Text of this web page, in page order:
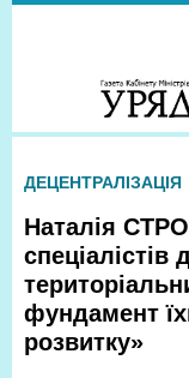
ДЕЦЕНТРАЛІЗАЦІЯ
Наталія
спеціалістів
фундамент
розвитку»